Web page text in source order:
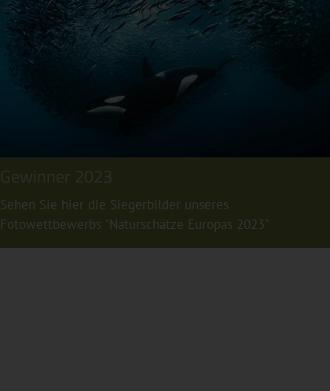
Gewinner 2023
Sehen Sie hier die Siegerbilder unseres
Fotowettbewerbs "Naturschätze Europas 2023"